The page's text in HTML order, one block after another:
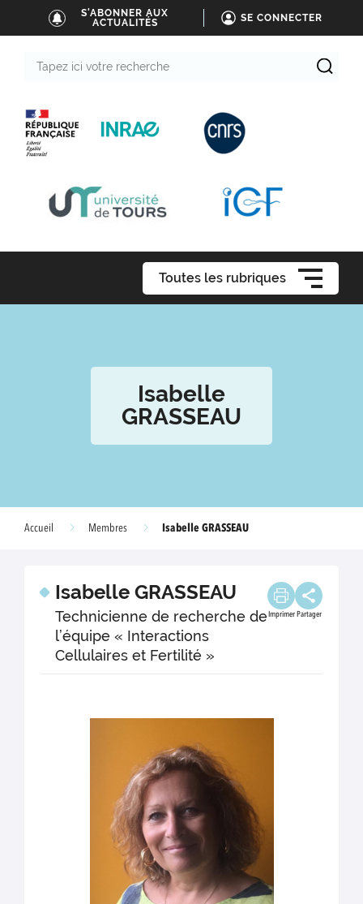
S'ABONNER AUX
ACTUALITÉS
SE CONNECTER
Toutes les rubriques
Isabelle
GRASSEAU
Accueil Membres Isabelle GRASSEAU
Isabelle GRASSEAU
Technicienne de recherche de
l’équipe « Interactions
Cellulaires et Fertilité »
Imprimer Partager